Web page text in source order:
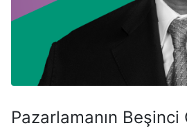
Pazarlamanın Beşinci